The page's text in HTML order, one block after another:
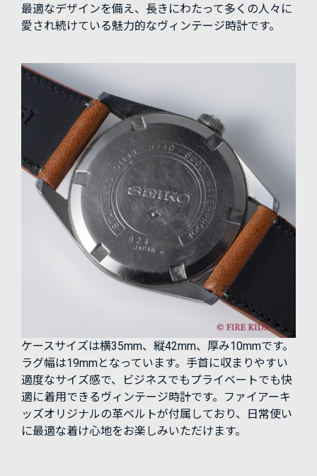
最適なデザインを備え、長きにわたって多くの人々に
愛され続けている魅力的なヴィンテージ時計です。
ケースサイズは横35mm、縦42mm、厚み10mmです。
ラグ幅は19mmとなっています。手首に収まりやすい
適度なサイズ感で、ビジネスでもプライベートでも快
適に着用できるヴィンテージ時計です。ファイアーキ
ッズオリジナルの革ベルトが付属しており、日常使い
に最適な着け心地をお楽しみいただけます。